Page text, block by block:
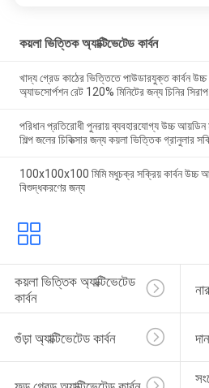
কয়লা ভিত্তিক অ্যাক্টিভেটেড কার্বন
খাদ্য গ্রেড কাঠের ভিত্তিতে পাউডারযুক্ত কার্বন
অ্যাডসোর্পশন রেট 120% মিনিটের জন্য চিনির সিরাপ
পরিধান প্রতিরোধী পুনরায় ব্যবহারযোগ্য উচ্চ
শিল্প জলের চিকিত্সার জন্য কয়লা ভিত্তিক গ্রানুলার
100x100x100 মিমি মধুচক্র সক্রিয় কার্বন উচ্চ
বিশুদ্ধকরণের জন্য
কয়লা ভিত্তিক অ্যাক্টিভেটেড
কার্বন
গুঁড়া অ্যাক্টিভেটেড কার্বন